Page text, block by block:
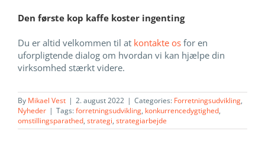
Den første kop kaffe koster ingenting
Du er altid velkommen til at kontakte os for en
uforpligtende dialog om hvordan vi kan hjælpe din
virksomhed stærkt videre.
By Mikael Vest | 2. august 2022 | Categories: Forretningsudvikling,
Nyheder | Tags:forretningsudvikling, konkurrencedygtighed,
omstillingsparathed, strategi, strategiarbejde